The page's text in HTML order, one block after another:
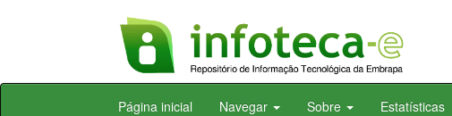
Skip
Página inicial Navegar Sobre Estatísticas